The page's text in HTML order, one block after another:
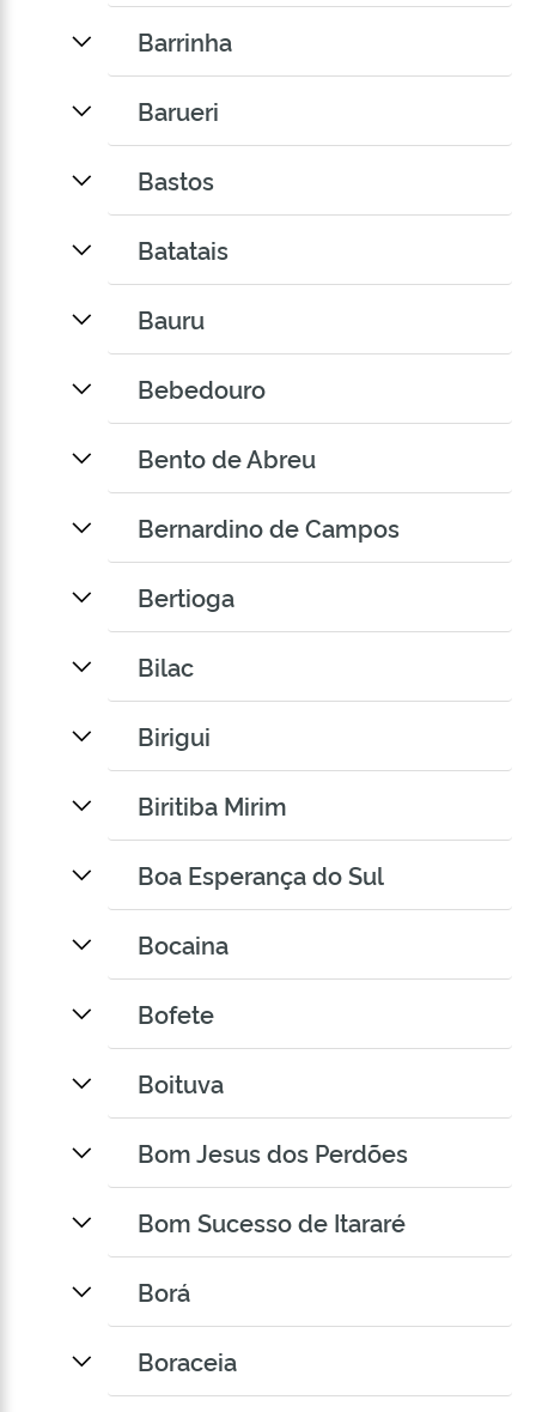
Barrinha
Barueri
Bastos
Batatais
Bauru
Bebedouro
Bento de Abreu
Bernardino de Campos
Bertioga
Bilac
Birigui
Biritiba Mirim
Boa Esperança do Sul
Bocaina
Bofete
Boituva
Bom Jesus dos Perdões
Bom Sucesso de Itararé
Borá
Boraceia